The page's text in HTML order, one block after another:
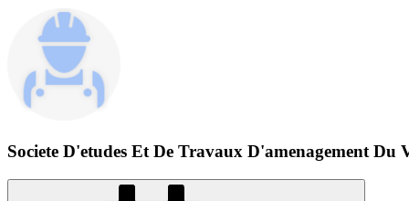
Societe D'etudes Et De Travaux D'amenagement Du